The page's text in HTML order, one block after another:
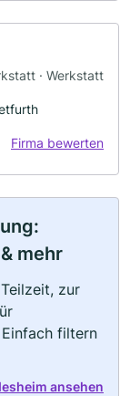
· Werkstatt
Firma bewerten
mehr
zur
filtern
ansehen